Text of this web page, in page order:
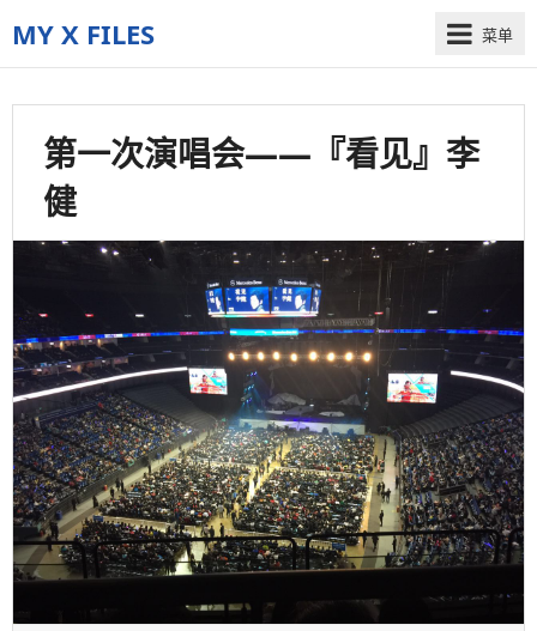
MY X FILES
The
truth
there
菜单
第一次演唱会——『看见』李
健